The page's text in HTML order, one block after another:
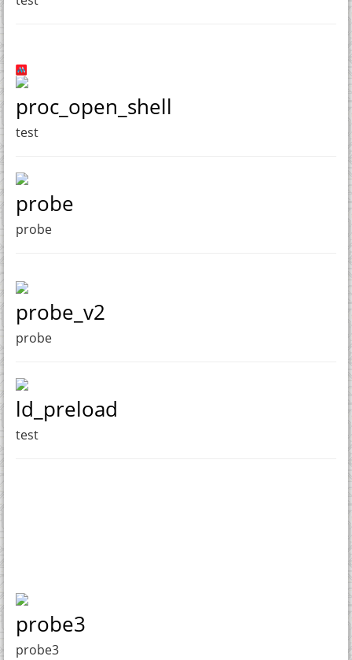
proc_open_shell
test
probe
probe
probe_v2
probe
ld_preload
test
probe3
probe3